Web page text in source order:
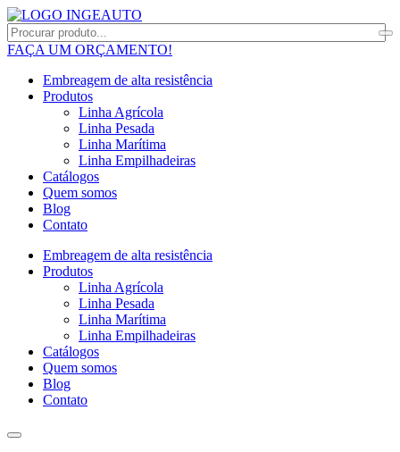
FAÇA UM ORÇAMENTO!
Embreagem de alta resistência
Produtos
Linha Agrícola
Linha Pesada
Linha Marítima
Linha Empilhadeiras
Catálogos
Quem somos
Blog
Contato
Embreagem de alta resistência
Produtos
Linha Agrícola
Linha Pesada
Linha Marítima
Linha Empilhadeiras
Catálogos
Quem somos
Blog
Contato